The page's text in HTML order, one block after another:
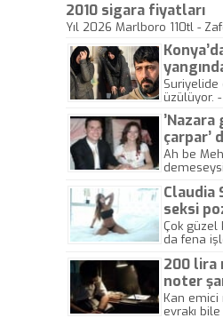
2010 sigara fiyatları
Yıl 2026 Marlboro 110tl -
yitirdi
Suriyelide
üzülüyor.
çarpar’
Ah be
Claudia
seksi
Çok güzel
da fena
200 lira
noter
Kan emici
evrakı